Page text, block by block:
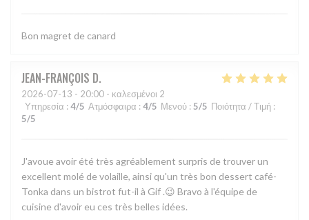
Bon magret de canard
JEAN-FRANÇOIS D
2026-07-13 - 20:00 - καλεσμένοι 2
Υπηρεσία : 4/5 Ατμόσφαιρα : 4/5 Μενού : 5/5 Ποιότητα / Τιμή :
5/5
J'avoue avoir été très agréablement surpris de trouver un
excellent molé de volaille, ainsi qu'un très bon dessert café-
Tonka dans un bistrot fut-il à Gif .😉 Bravo à l'équipe de
cuisine d'avoir eu ces très belles idées.